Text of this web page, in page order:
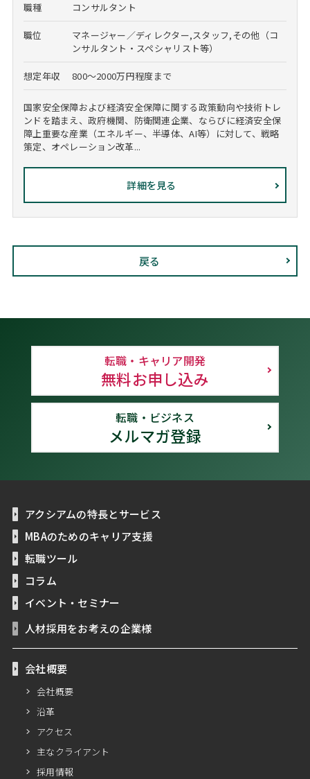
職種 コンサルタント
職位
マネージャー／ディレクター,スタッフ,その他（コ
ンサルタント・スペシャリスト等）
想定年収 800～2000万円程度まで
国家安全保障および経済安全保障に関する政策動向や技術トレ
ンドを踏まえ、政府機関、防衛関連企業、ならびに経済安全保
障上重要な産業（エネルギー、半導体、AI等）に対して、戦略
策定、オペレーション改革...
詳細を見る
戻る
転職・キャリア開発
無料お申し込み
転職・ビジネス
メルマガ登録
アクシアムの特長とサービス
MBAのためのキャリア支援
転職ツール
コラム
イベント・セミナー
人材採用をお考えの企業様
会社概要
会社概要
沿革
アクセス
主なクライアント
採用情報